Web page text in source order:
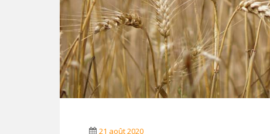
21 août 2020